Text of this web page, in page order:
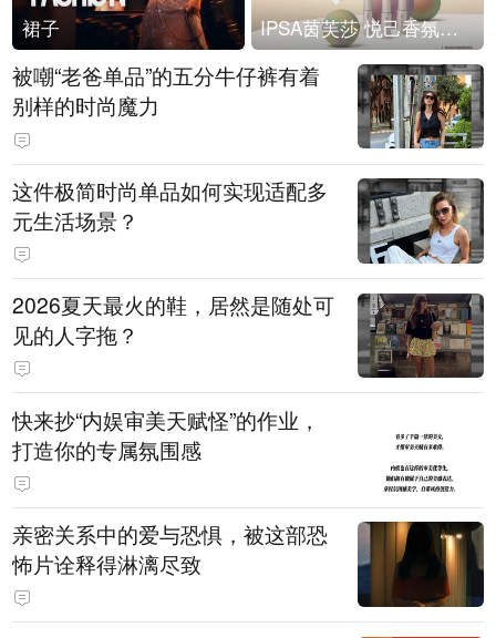
裙子 IPSA茵芙莎 悦己香氛凝露上市
被嘲“老爸单品”的五分牛仔裤有着
别样的时尚魔力
这件极简时尚单品如何实现适配多
元生活场景？
2026夏天最火的鞋，居然是随处可
见的人字拖？
快来抄“内娱审美天赋怪”的作业，
打造你的专属氛围感
亲密关系中的爱与恐惧，被这部恐
怖片诠释得淋漓尽致